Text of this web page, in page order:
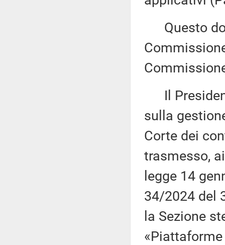
Questo
Il
sulla
Corte dei
trasmesso,
legge 14
34/2024 del
la Sezione